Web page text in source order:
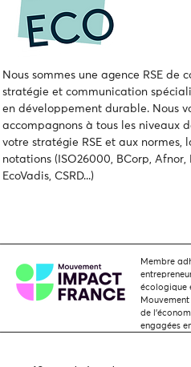
Nous sommes une agence RSE de
stratégie et communication
en développement durable. Nous
accompagnons à tous les niveaux
votrestratégie RSE et aux normes,
notations (ISO26000, BCorp, Afnor,
EcoVadis, CSRD...)
Membre
écologique
de
engagées